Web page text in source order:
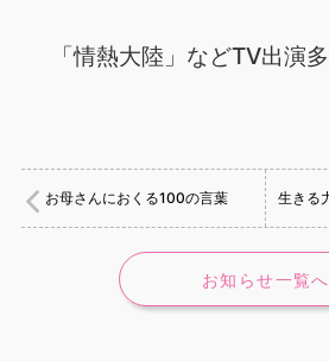
「情熱大陸」などTV出演多
お母さんにおくる100の言葉 生きる
お知らせ一覧へ